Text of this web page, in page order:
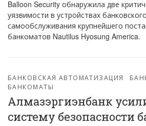
Balloon Security обнаружила две
уязвимости в устройствах банковского
самообслуживания крупнейшего
банкоматов Nautilus Hyosung America.
БАНКОВСКАЯ АВТОМАТИЗАЦИЯ
БАНКОМАТЫ
Алмазэргиэнбанк
систему безопасности